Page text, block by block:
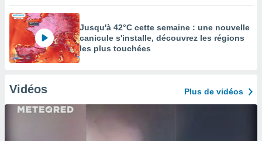
Jusqu'à 42°C cette semaine : une nouvelle
canicule s'installe, découvrez les régions
les plus touchées
Vidéos Plus de vidéos